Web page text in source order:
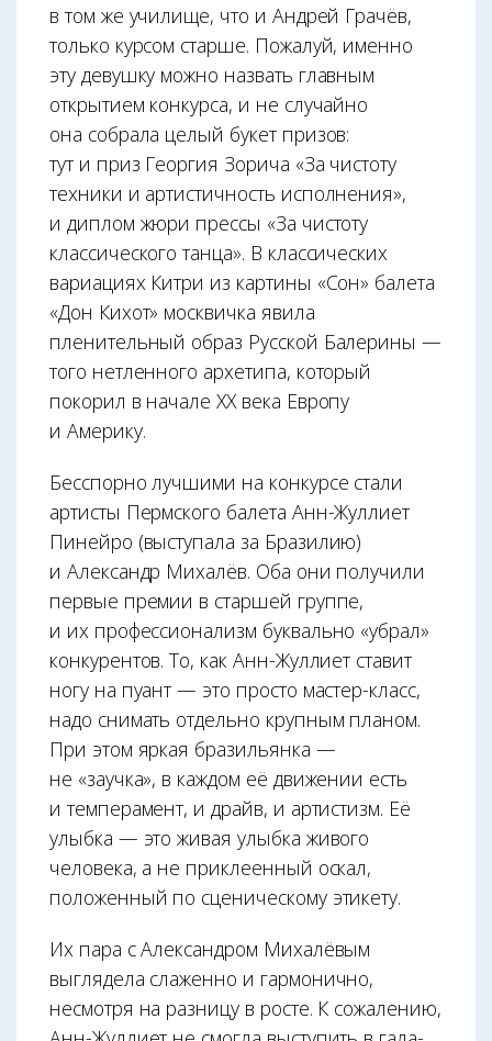
в том же училище, что и Андрей Грачёв,
только курсом старше. Пожалуй, именно
эту девушку можно назвать главным
открытием конкурса, и не случайно
она собрала целый букет призов:
тут и приз Георгия Зорича «За чистоту
техники и артистичность исполнения»,
и диплом жюри прессы «За чистоту
классического танца». В классических
вариациях Китри из картины «Сон» балета
«Дон Кихот» москвичка явила
пленительный образ Русской Балерины —
того нетленного архетипа, который
покорил в начале ХХ века Европу
и Америку.
Бесспорно лучшими на конкурсе стали
артисты Пермского балета Анн-Жуллиет
Пинейро (выступала за Бразилию)
и Александр Михалёв. Оба они получили
первые премии в старшей группе,
и их профессионализм буквально «убрал»
конкурентов. То, как Анн-Жуллиет ставит
ногу на пуант — это просто мастер-класс,
надо снимать отдельно крупным планом.
При этом яркая бразильянка —
не «заучка», в каждом её движении есть
и темперамент, и драйв, и артистизм. Её
улыбка — это живая улыбка живого
человека, а не приклеенный оскал,
положенный по сценическому этикету.
Их пара с Александром Михалёвым
выглядела слаженно и гармонично,
несмотря на разницу в росте. К сожалению,